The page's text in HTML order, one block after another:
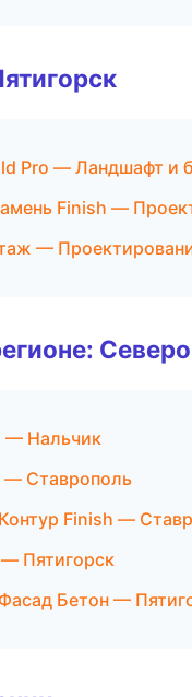
Pro — Ландшафт и
Finish —
—
— Нальчик
— Ставрополь
Finish —
Пятигорск
Бетон —